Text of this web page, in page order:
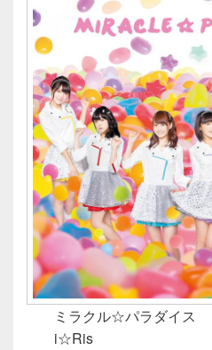
ミラクル☆パラダイス
i☆Ris